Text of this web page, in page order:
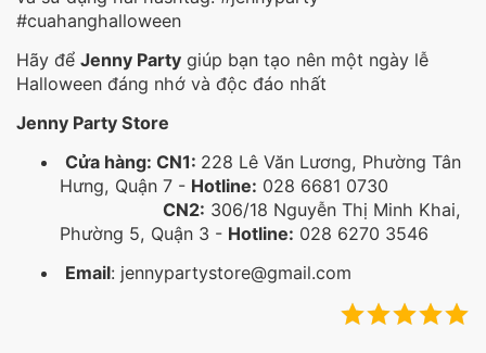
#cuahanghalloween
Hãy để Jenny Party giúp bạn tạo nên một ngày lễ
Halloween đáng nhớ và độc đáo nhất
Jenny Party Store
Cửa hàng: CN1: 228 Lê Văn Lương, Phường Tân
Hưng, Quận 7 - Hotline: 028 6681 0730
CN2: 306/18 Nguyễn Thị Minh Khai,
Phường 5, Quận 3 - Hotline: 028 6270 3546
Email: jennypartystore@gmail.com